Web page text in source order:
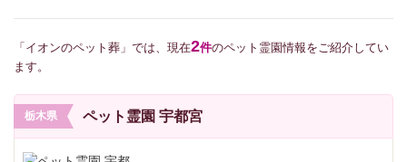
「イオンのペット葬」では、現在2件のペット霊園情報をご紹介してい
ます。
栃木県 ペット霊園 宇都宮